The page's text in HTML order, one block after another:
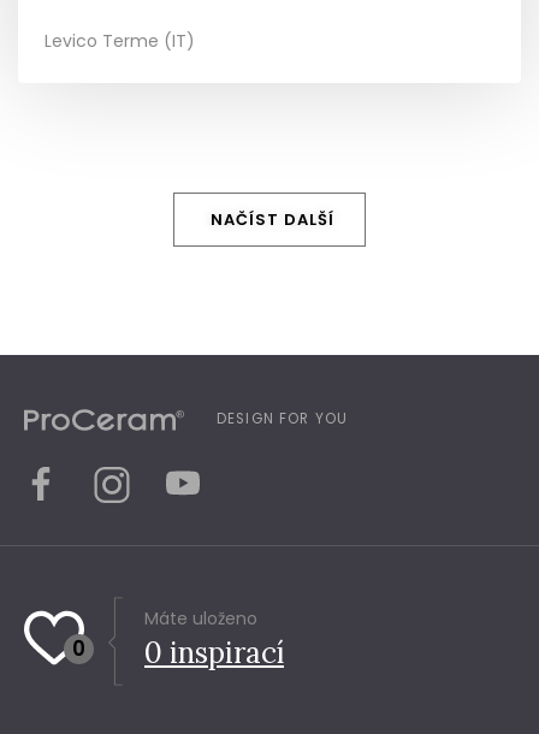
Levico Terme (IT)
NAČÍST DALŠÍ
DESIGN FOR YOU
0
Máte uloženo
0 inspirací